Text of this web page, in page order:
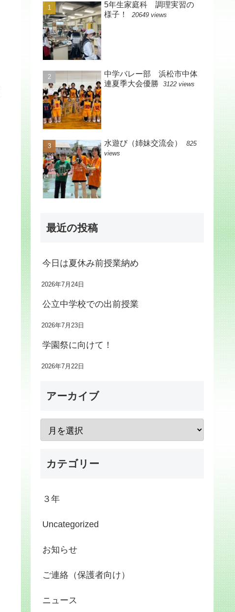
5年生家庭科 調理実習の
様子！
20649 views
中学バレー部 浜松市中体
連夏季大会優勝
3122 views
水遊び（姉妹交流会）
825
views
最近の投稿
今日は夏休み前授業納め
2026年7月24日
公立中学校での出前授業
2026年7月23日
学園祭に向けて！
2026年7月22日
アーカイブ
カテゴリー
３年
Uncategorized
お知らせ
ご連絡（保護者向け）
ニュース